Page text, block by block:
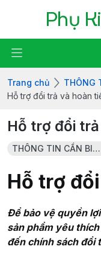
Phụ
Trang chủ
THÔNG
Hỗ trợ đổi trả và hoàn
Hỗ trợ đổi
THÔNG TIN CẦN BIẾT
Hỗ trợ
Để bảo vệ quyền
sản phẩm yêu
đến chính sách đổi